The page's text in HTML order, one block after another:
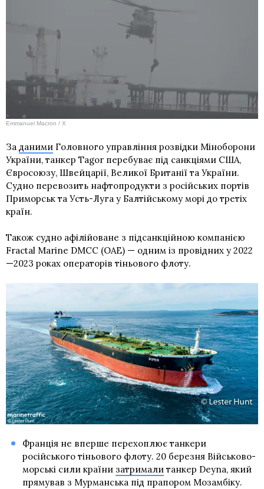
Emmanuel Macron / X
За даними Головного управління розвідки Міноборони
України, танкер Tagor перебуває під санкціями США,
Євросоюзу, Швейцарії, Великої Британії та України.
Судно перевозить нафтопродукти з російських портів
Приморськ та Усть-Луга у Балтійському морі до третіх
країн.
Також судно афілійоване з підсанкційною компанією
Fractal Marine DMCC (ОАЕ) — одним із провідних у 2022
—2023 роках операторів тіньового флоту.
Франція не вперше перехоплює танкери
російського тіньового флоту. 20 березня Військово-
морські сили країни затрималитанкер Deyna, який
прямував з Мурманська під прапором Мозамбіку.